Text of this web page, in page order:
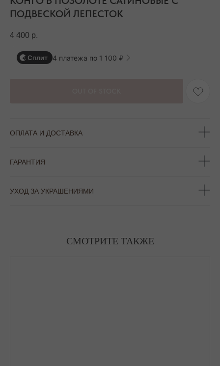
ПОДВЕСКОЙ ЛЕПЕСТОК
4 400 р.
Сплит 4 платежа по 1 100 ₽
ОПЛАТА И ДОСТАВКА
ГАРАНТИЯ
УХОД ЗА УКРАШЕНИЯМИ
СМОТРИТЕ ТАКЖЕ